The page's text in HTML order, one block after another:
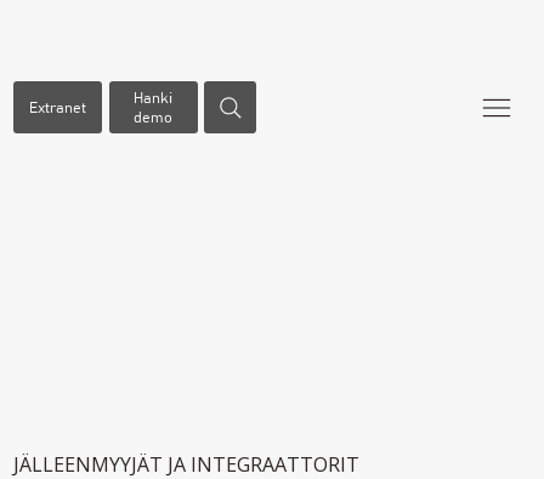
Extranet
Hanki
demo
JÄLLEENMYYJÄT JA INTEGRAATTORIT